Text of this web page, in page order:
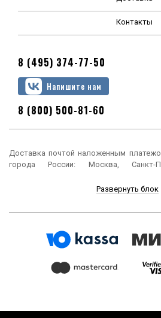
Контакты
8 (495) 374-77-50
Напишите нам
8 (800) 500-81-60
Доставка почтой наложенным
города России: Москва, Санкт-
Ростов-на-Дону, Уфа, Красноярск,
Ульяновск, Иркутск, Хабаровск,
Челны, Пенза, Липецк, Киров,
Балашиха, Курск, Ставрополь, Улан-
Архангельск, Чита, Калуга,
Комсомольск-на-Амуре, Химки,
Развернуть блок